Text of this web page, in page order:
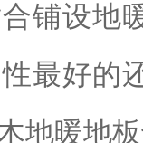
铺设地
最好的
地暖地